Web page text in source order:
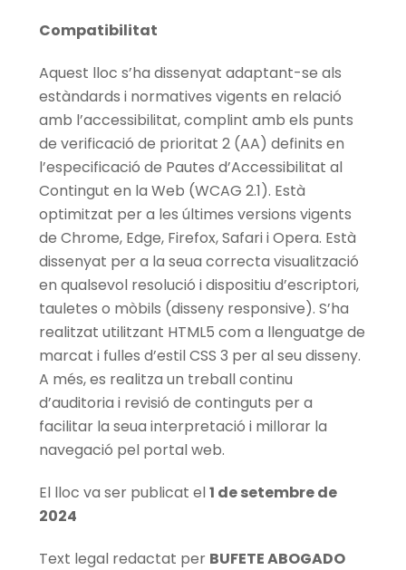
Compatibilitat
Aquest lloc s’ha dissenyat adaptant-se als
estàndards i normatives vigents en relació
amb l’accessibilitat, complint amb els punts
de verificació de prioritat 2 (AA) definits en
l’especificació de Pautes d’Accessibilitat al
Contingut en la Web (WCAG 2.1). Està
optimitzat per a les últimes versions vigents
de Chrome, Edge, Firefox, Safari i Opera. Està
dissenyat per a la seua correcta visualització
en qualsevol resolució i dispositiu d’escriptori,
tauletes o mòbils (disseny responsive). S’ha
realitzat utilitzant HTML5 com a llenguatge de
marcat i fulles d’estil CSS 3 per al seu disseny.
A més, es realitza un treball continu
d’auditoria i revisió de continguts per a
facilitar la seua interpretació i millorar la
navegació pel portal web.
El lloc va ser publicat el1 de setembre de
2024
Text legal redactat per BUFETE ABOGADO